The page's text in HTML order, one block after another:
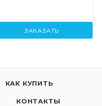
ЗАКАЗАТЬ
КАК КУПИТЬ
КОНТАКТЫ